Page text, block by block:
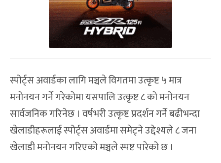
स्पोर्ट्स अवार्डका लागि मञ्चले विगतमा उत्कृष्ट ५ मात्र
मनोनयन गर्ने गरेकोमा यसपालि उत्कृष्ट ८ को मनोनयन
सार्वजनिक गरिनेछ । वर्षभरी उत्कृष्ट प्रदर्शन गर्ने बढीभन्दा
खेलाडीहरूलाई स्पोर्ट्स अवार्डमा समेट्ने उद्देश्यले ८ जना
खेलाडी मनोनयन गरिएको मञ्चले स्पष्ट पारेको छ ।